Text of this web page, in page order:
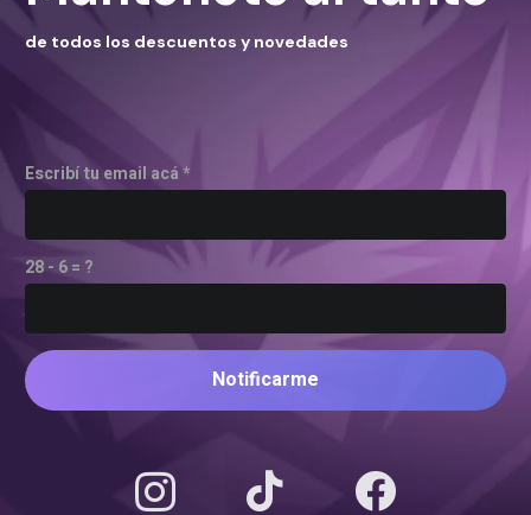
de todos los descuentos y novedades
Escribí tu email acá *
28 - 6 = ?
Notificarme